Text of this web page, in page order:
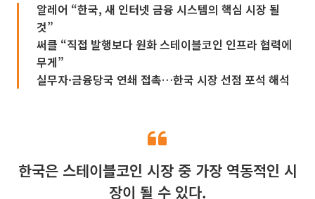
알레어 “한국, 새 인터넷 금융 시스템의 핵심 시장 될
것”
써클 “직접 발행보다 원화 스테이블코인 인프라 협력에
무게”
실무자·금융당국 연쇄 접촉…한국 시장 선점 포석 해석
한국은 스테이블코인 시장 중 가장 역동적인 시
장이 될 수 있다.